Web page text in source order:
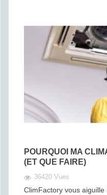
POURQUOI MA
(ET QUE FAIRE)
36420 Vues
ClimFactory vous